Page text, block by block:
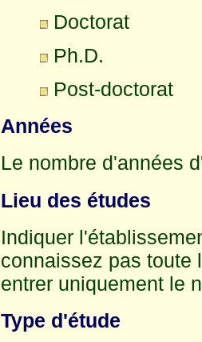
Doctorat
Ph.D.
Post-doctorat
Années
Le nombre d'années
Lieu des études
Indiquer
connaissez pas toute
entrer uniquement le
Type d'étude